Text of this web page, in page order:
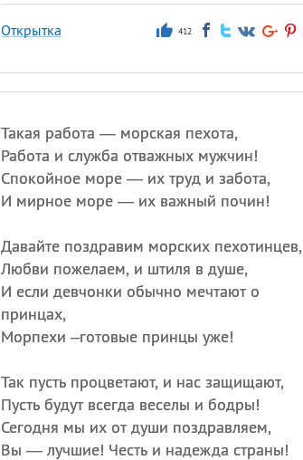
Открытка 412
Такая работа — морская пехота,
Работа и служба отважных мужчин!
Спокойное море — их труд и забота,
И мирное море — их важный почин!
Давайте поздравим морских пехотинцев,
Любви пожелаем, и штиля в душе,
И если девчонки обычно мечтают о
принцах,
Морпехи –готовые принцы уже!
Так пусть процветают, и нас защищают,
Пусть будут всегда веселы и бодры!
Сегодня мы их от души поздравляем,
Вы — лучшие! Честь и надежда страны!